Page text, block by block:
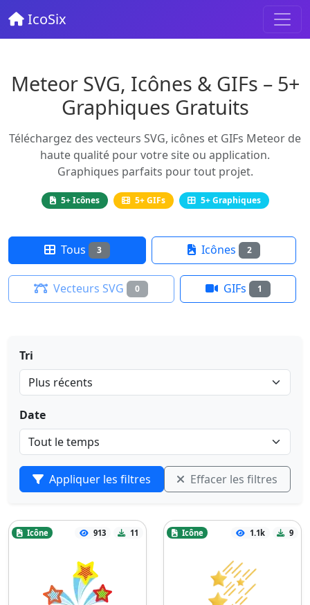
IcoSix
Meteor SVG, Icônes & GIFs – 5+
Graphiques Gratuits
Téléchargez des vecteurs SVG, icônes et GIFs Meteor de
haute qualité pour votre site ou application.
Graphiques parfaits pour tout projet.
5+ Icônes 5+ GIFs 5+ Graphiques
Tous 3 Icônes 2
Vecteurs SVG 0 GIFs 1
Tri
Date
Appliquer les filtres Effacer les filtres
Icône 913 11 Icône 1.1k 9